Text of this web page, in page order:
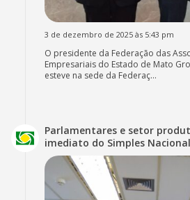
3 de dezembro de 2025 às 5:43 pm
O presidente da Federação das
Empresariais do Estado de Mato
esteve na sede da Federaç...
Parlamentares e setor
imediato do Simples Nacional